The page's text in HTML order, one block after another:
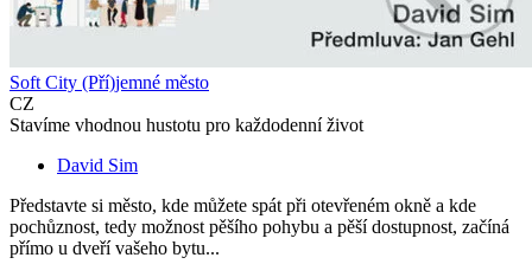
Soft City (Pří)jemné město
CZ
Stavíme vhodnou hustotu pro každodenní život
David Sim
Představte si město, kde můžete spát při otevřeném okně a kde
pochůznost, tedy možnost pěšího pohybu a pěší dostupnost, začíná
přímo u dveří vašeho bytu...